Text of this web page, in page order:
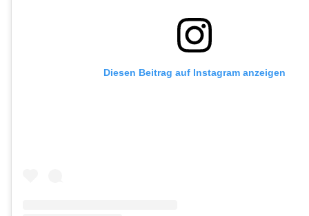
Diesen Beitrag auf Instagram anzeigen